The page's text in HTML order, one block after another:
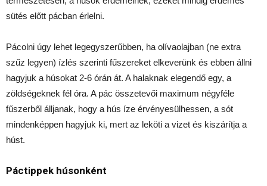
sütés előtt pácban érlelni.
Pácolni úgy lehet legegyszerűbben, ha olívaolajban (ne extra
szűz legyen) ízlés szerinti fűszereket elkeverünk és ebben állni
hagyjuk a húsokat 2-6 órán át. A halaknak elegendő egy, a
zöldségeknek fél óra. A pác összetevői maximum négyféle
fűszerből álljanak, hogy a hús íze érvényesülhessen, a sót
mindenképpen hagyjuk ki, mert az leköti a vizet és kiszárítja a
húst.
Páctippek húsonként